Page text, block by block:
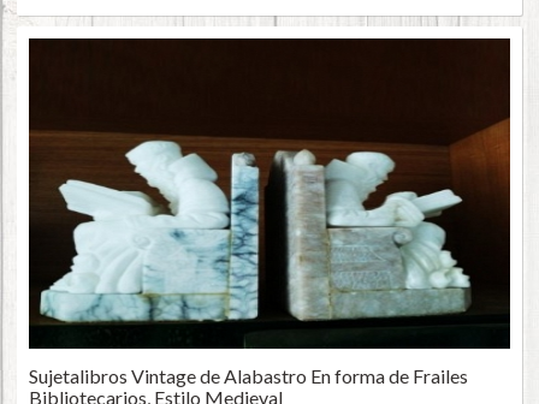
Sujetalibros Vintage de Alabastro En forma de Frailes
Bibliotecarios, Estilo Medieval